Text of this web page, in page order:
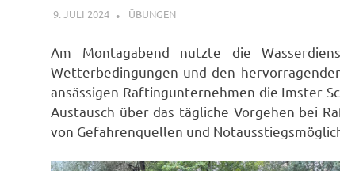
9. JULI 2024 FFWRIETZ
ÜBUNGEN
Am Montagabend nutzte die
Wetterbedingungen und den
ansässigen Raftingunternehmen die Imster
Austausch über das tägliche Vorgehen bei
von Gefahrenquellen und